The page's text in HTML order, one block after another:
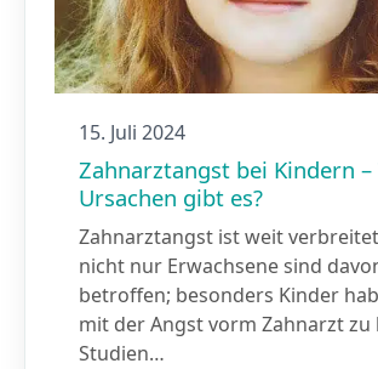
15. Juli 2024
Zahnarztangst bei Kindern –
Ursachen gibt es?
Zahnarztangst ist weit
nicht nur Erwachsene sind
betroffen; besonders Kinder
mit der Angst vorm Zahnarzt zu
Studien…